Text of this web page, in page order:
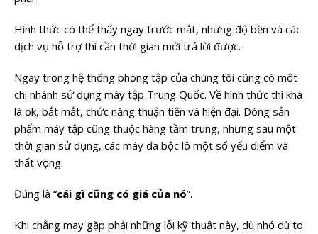
Hình thức có thể thấy ngay trước mắt, nhưng độ bền và các
dịch vụ hỗ trợ thì cần thời gian mới trả lời được.
Ngay trong hệ thống phòng tập của chúng tôi cũng có một
chi nhánh sử dụng máy tập Trung Quốc. Về hình thức thì khá
là ok, bắt mắt, chức năng thuận tiện và hiện đại. Dòng sản
phẩm máy tập cũng thuộc hàng tầm trung, nhưng sau một
thời gian sử dụng, các máy đã bộc lộ một số yếu điểm và
thất vọng.
Đúng là “cái gì cũng có giá của nó”.
Khi chẳng may gặp phải những lỗi kỹ thuật này, dù nhỏ dù to